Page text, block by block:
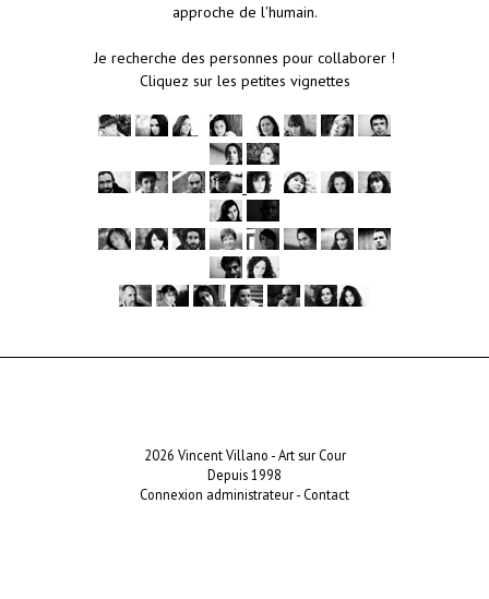
approche de l'humain.
Je recherche des personnes pour collaborer !
Cliquez sur les petites vignettes
2026 Vincent Villano - Art sur Cour
Depuis 1998
Connexion administrateur- Contact